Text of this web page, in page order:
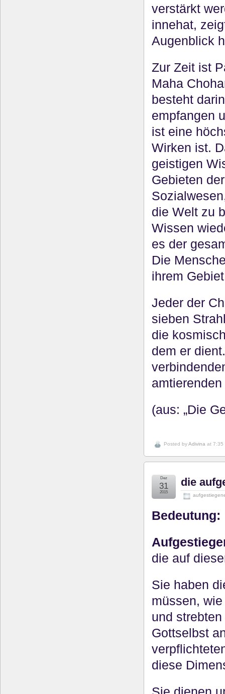
verstärkt
innehat,
Augenblick
Zur Zeit ist
Maha
besteht
empfangen
ist eine
Wirken ist.
geistigen
Gebieten
die Welt zu
Wissen
es der
Die
ihrem
Jeder der
sieben
die
dem er
(aus: „Die
Posted byAdivina at 7:35
die
Dez
31
2015
Bedeutung:
die auf
Sie haben
müssen,
und
Gottselbst
diese